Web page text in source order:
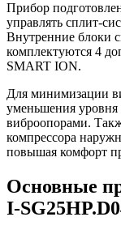
Прибор
управлять сплит-
Внутренние блоки
комплектуются 4
SMART ION.
Для минимизации
уменьшения
виброопорами.
компрессора
повышая комфорт
Основные
I-